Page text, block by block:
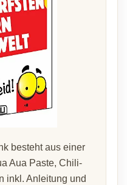
besteht aus einer
Aua Paste, Chili-
inkl. Anleitung und